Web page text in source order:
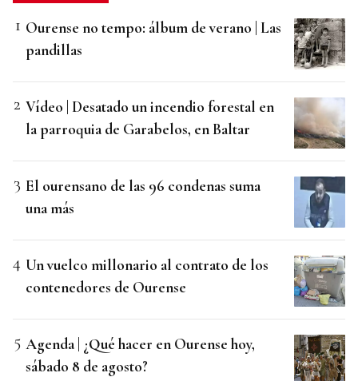
Ourense no tempo: álbum de verano | Las
pandillas
Vídeo | Desatado un incendio forestal en
la parroquia de Garabelos, en Baltar
El ourensano de las 96 condenas suma
una más
Un vuelco millonario al contrato de los
contenedores de Ourense
Agenda | ¿Qué hacer en Ourense hoy,
sábado 8 de agosto?